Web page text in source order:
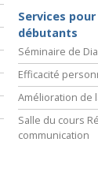
Services pour
débutants
Séminaire de
Efficacité
Amélioration de
Salle du cours
communication